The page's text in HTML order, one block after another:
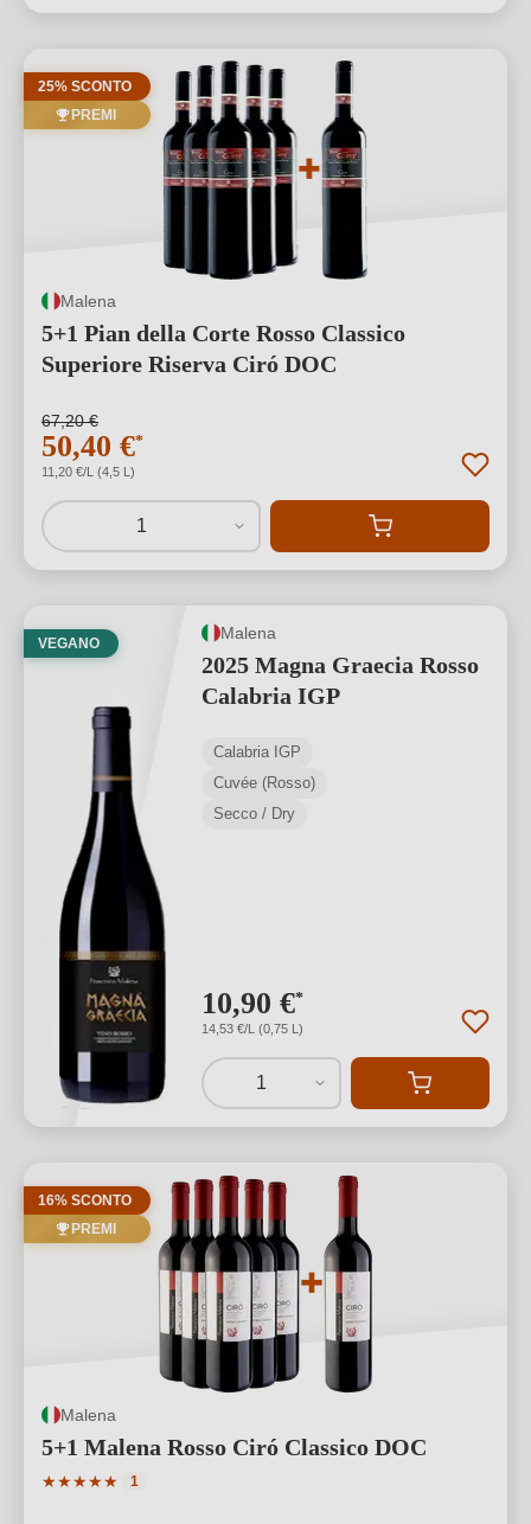
25% SCONTO
PREMI
Malena
5+1 Pian della Corte Rosso Classico
Superiore Riserva Ciró DOC
67,20 €
50,40 €*
11,20 €/L (4,5 L)
1
VEGANO
Malena
2025 Magna Graecia Rosso
Calabria IGP
Calabria IGP
Cuvée (Rosso)
Secco / Dry
10,90 €*
14,53 €/L (0,75 L)
1
16% SCONTO
PREMI
Malena
5+1 Malena Rosso Ciró Classico DOC
★★★★★
Valutazione media di 5 su 5 stelle
1